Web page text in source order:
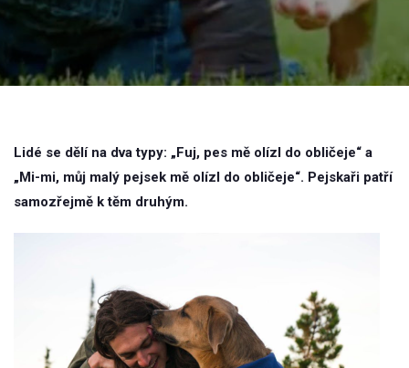
Lidé se dělí na dva typy: „Fuj, pes mě olízl do obličeje“ a
„Mi-mi, můj malý pejsek mě olízl do obličeje“. Pejskaři patří
samozřejmě k těm druhým.